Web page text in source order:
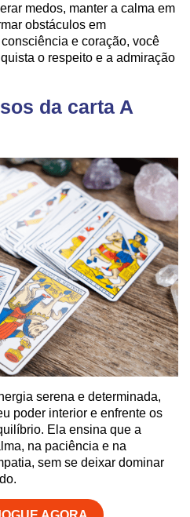
medos, manter a calma em
obstáculos em
e coração, você
o respeito e a admiração
da carta A
serena e determinada,
poder interior e enfrente os
Ela ensina que a
na paciência e na
sem se deixar dominar